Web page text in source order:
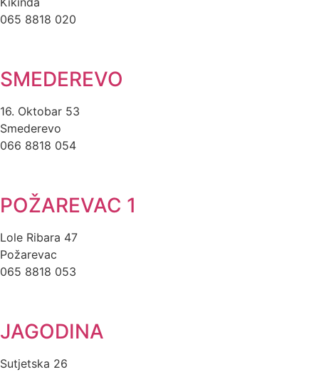
065 8818 020
SMEDEREVO
16. Oktobar 53
Smederevo
066 8818 054
POŽAREVAC 1
Lole Ribara 47
Požarevac
065 8818 053
JAGODINA
Sutjetska 26